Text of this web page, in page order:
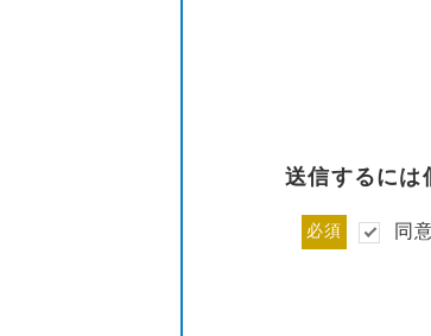
送信するには
必須 同